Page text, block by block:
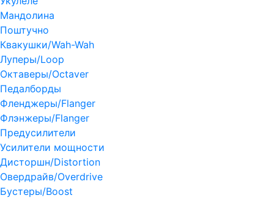
Мандолина
Поштучно
Квакушки/Wah-Wah
Луперы/Loop
Октаверы/Octaver
Педалборды
Фленджеры/Flanger
Флэнжеры/Flanger
Предусилители
Усилители мощности
Дисторшн/Distortion
Овердрайв/Overdrive
Бустеры/Boost